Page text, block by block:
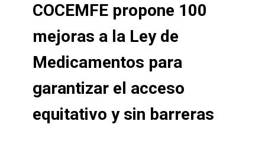
COCEMFE propone 100
mejoras a la Ley de
Medicamentos para
garantizar el acceso
equitativo y sin barreras